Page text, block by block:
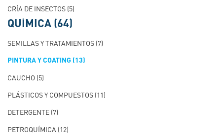
CRÍA DE INSECTOS (5)
QUÍMICA (64)
SEMILLAS Y TRATAMIENTOS (7)
PINTURA Y COATING (13)
CAUCHO (5)
PLÁSTICOS Y COMPUESTOS (11)
DETERGENTE (7)
PETROQUÍMICA (12)